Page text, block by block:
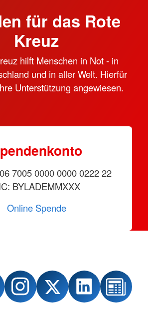
für das Rote
Kreuz
hilft Menschen in Not - in
und in aller Welt. Hierfür
Unterstützung angewiesen.
7005 0000 0000 0222 22
BYLADEMMXXX
Online Spende